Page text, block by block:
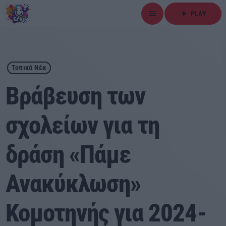
menu play_arrow PLAY
close
play_arrow ΕΡΚΟ
Αρχική
Εκπομπές
Αθλητικά
Τοπικά Νέα
Βράβευση των
σχολείων για τη
δράση «Πάμε
Ανακύκλωση»
Κομοτηνής για 2024-